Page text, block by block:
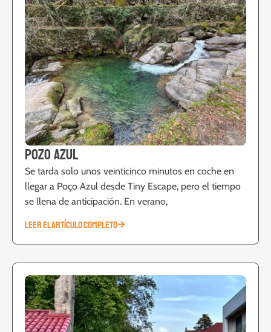
Pozo Azul
Se tarda solo unos veinticinco minutos en coche en
llegar a Poço Azul desde Tiny Escape, pero el tiempo
se llena de anticipación. En verano,
LEER EL ARTÍCULO COMPLETO